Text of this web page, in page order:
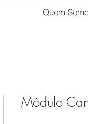
Quem
Módulo